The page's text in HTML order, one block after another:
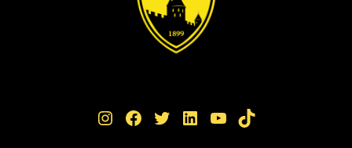
Instagram Facebook Twitter LinkedIn YouTube TikTok